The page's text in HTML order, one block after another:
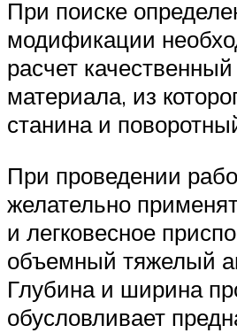
При поиске
модификации
расчет
материала, из
станина и
При проведении
желательно
и легковесное
объемный тяжелый
Глубина и ширина
обусловливает